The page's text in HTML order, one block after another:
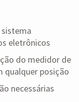
térmica
eletrônicos
do medidor de
qualquer posição
necessárias